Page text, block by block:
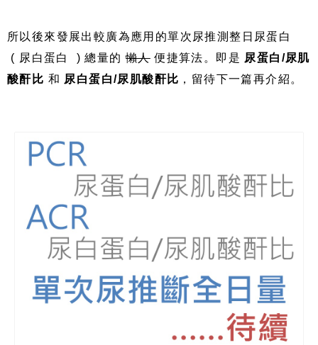
所以後來發展出較廣為應用的單次尿推測整日尿蛋白
( 尿白蛋白 )總量的 懶人 便捷算法。即是 尿蛋白 /尿肌
酸酐比 和 尿白蛋白/尿肌酸酐比 ，留待下一篇再介紹。